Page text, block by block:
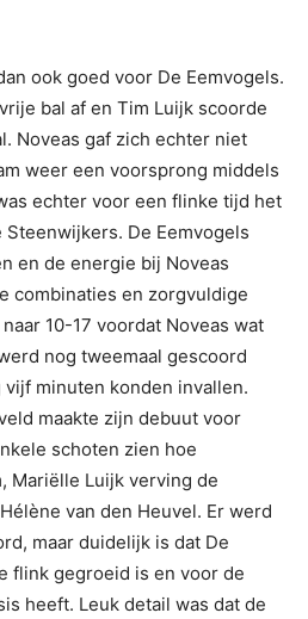
ook goed voor De Eemvogels.
bal af en Tim Luijk scoorde
Noveas gaf zich echter niet
weer een voorsprong middels
echter voor een flinke tijd het
De Eemvogels
en de energie bij Noveas
combinaties en zorgvuldige
10-17 voordat Noveas wat
nog tweemaal gescoord
minuten konden invallen.
maakte zijn debuut voor
schoten zien hoe
Mariëlle Luijk verving de
van den Heuvel. Er werd
maar duidelijk is dat De
flink gegroeid is en voor de
heeft. Leuk detail was dat de